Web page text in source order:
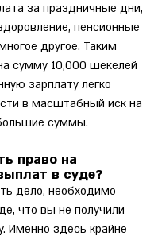
за праздничные дни,
пенсионные
другое. Таким
сумму 10,000 шекелей
зарплату легко
в масштабный иск на
суммы.
право на
в суде?
дело, необходимо
что вы не получили
Именно здесь крайне